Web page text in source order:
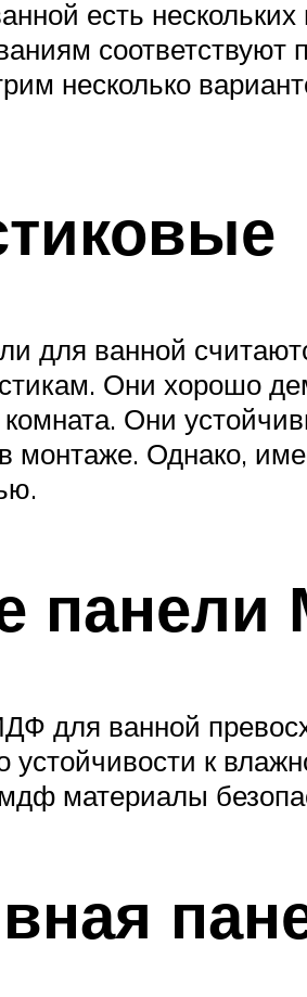
есть
несколько
для ванной
Они хорошо
Они
Однако,
для ванной
к
материалы